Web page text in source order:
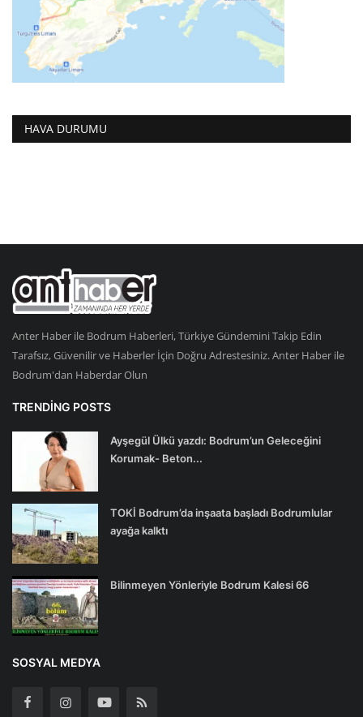
HAVA DURUMU
Anter Haber ile Bodrum Haberleri, Türkiye Gündemini Takip Edin
Tarafsız, Güvenilir ve Haberler İçin Doğru Adrestesiniz. Anter Haber ile
Bodrum'dan Haberdar Olun
TRENDING POSTS
Ayşegül Ülkü yazdı: Bodrum’un Geleceğini
Korumak- Beton...
TOKİ Bodrum’da inşaata başladı Bodrumlular
ayağa kalktı
Bilinmeyen Yönleriyle Bodrum Kalesi 66
SOSYAL MEDYA